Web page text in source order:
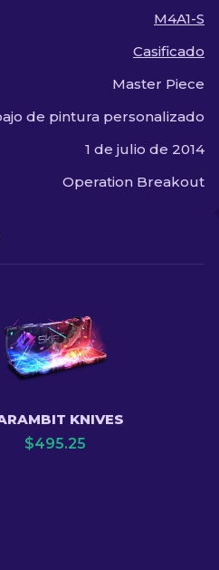
M4A1-S
Casificado
Master Piece
de pintura personalizado
1 de julio de 2014
Operation Breakout
KNIVES
$495.25